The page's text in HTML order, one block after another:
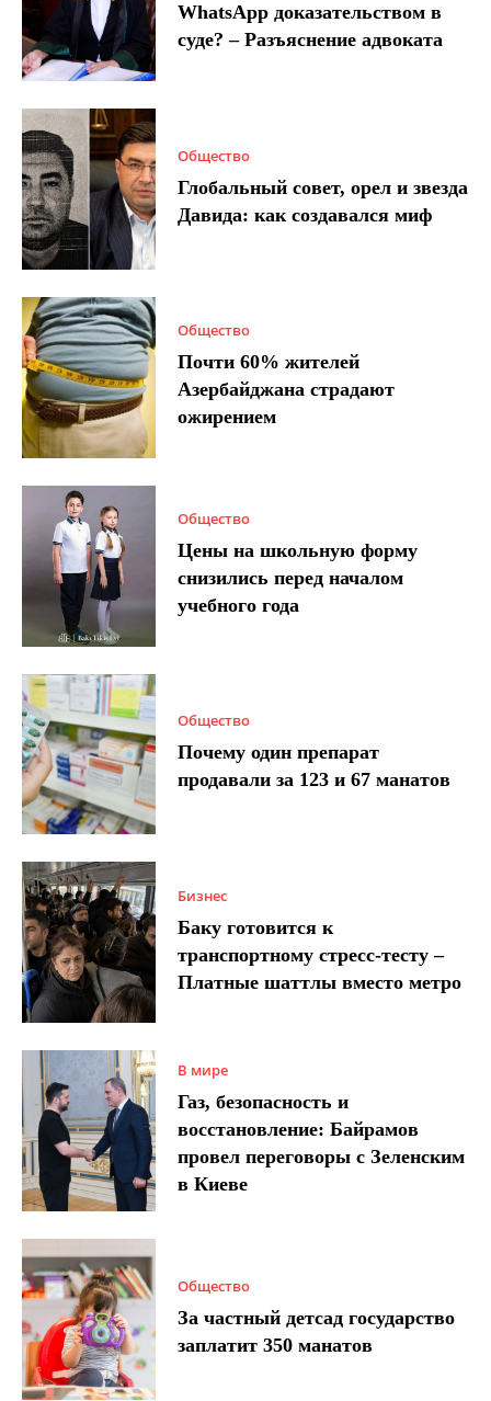
WhatsApp доказательством в
суде? – Разъяснение адвоката
Общество
Глобальный совет, орел и звезда
Давида: как создавался миф
Общество
Почти 60% жителей
Азербайджана страдают
ожирением
Общество
Цены на школьную форму
снизились перед началом
учебного года
Общество
Почему один препарат
продавали за 123 и 67 манатов
Бизнес
Баку готовится к
транспортному стресс-тесту –
Платные шаттлы вместо метро
В мире
Газ, безопасность и
восстановление: Байрамов
провел переговоры с Зеленским
в Киеве
Общество
За частный детсад государство
заплатит 350 манатов